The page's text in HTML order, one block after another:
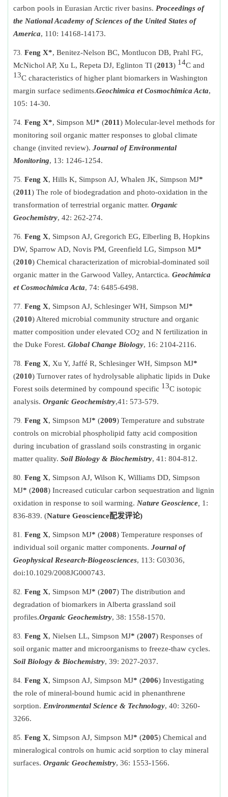
carbon pools in Eurasian Arctic river basins. Proceedings of
the National Academy of Sciences of the United States of
America, 110: 14168-14173.
Feng X*, Benitez-Nelson BC, Montlucon DB, Prahl FG,
McNichol AP, Xu L, Repeta DJ, Eglinton TI (2013) 14C and
13C characteristics of higher plant biomarkers in Washington
margin surface sediments.Geochimica et Cosmochimica Acta,
105: 14-30.
Feng X*, Simpson MJ* (2011) Molecular-level methods for
monitoring soil organic matter responses to global climate
change (invited review). Journal of Environmental
Monitoring, 13: 1246-1254.
Feng X, Hills K, Simpson AJ, Whalen JK, Simpson MJ*
(2011) The role of biodegradation and photo-oxidation in the
transformation of terrestrial organic matter. Organic
Geochemistry, 42: 262-274.
Feng X, Simpson AJ, Gregorich EG, Elberling B, Hopkins
DW, Sparrow AD, Novis PM, Greenfield LG, Simpson MJ*
(2010) Chemical characterization of microbial-dominated soil
organic matter in the Garwood Valley, Antarctica. Geochimica
et Cosmochimica Acta, 74: 6485-6498.
Feng X, Simpson AJ, Schlesinger WH, Simpson MJ*
(2010) Altered microbial community structure and organic
matter composition under elevated CO2 and N fertilization in
the Duke Forest. Global Change Biology, 16: 2104-2116.
Feng X, Xu Y, Jaffé R, Schlesinger WH, Simpson MJ*
(2010) Turnover rates of hydrolysable aliphatic lipids in Duke
Forest soils determined by compound specific 13C isotopic
analysis. Organic Geochemistry,41: 573-579.
Feng X, Simpson MJ* (2009) Temperature and substrate
controls on microbial phospholipid fatty acid composition
during incubation of grassland soils constrasting in organic
matter quality. Soil Biology & Biochemistry, 41: 804-812.
Feng X, Simpson AJ, Wilson K, Williams DD, Simpson
MJ* (2008) Increased cuticular carbon sequestration and lignin
oxidation in response to soil warming. Nature Geoscience 1:
836-839. (Nature Geoscience配发评论)
Feng X, Simpson MJ* (2008) Temperature responses of
individual soil organic matter components. Journal of
Geophysical Research-Biogeosciences, 113: G03036,
doi:10.1029/2008JG000743.
Feng X, Simpson MJ* (2007) The distribution and
degradation of biomarkers in Alberta grassland soil
profiles.Organic Geochemistry, 38: 1558-1570.
Feng X, Nielsen LL, Simpson MJ* (2007) Responses of
soil organic matter and microorganisms to freeze-thaw cycles.
Soil Biology & Biochemistry, 39: 2027-2037.
Feng X, Simpson AJ, Simpson MJ* (2006) Investigating
the role of mineral-bound humic acid in phenanthrene
sorption. Environmental Science & Technology, 40: 3260-
3266.
Feng X, Simpson AJ, Simpson MJ* (2005) Chemical and
mineralogical controls on humic acid sorption to clay mineral
surfaces. Organic Geochemistry, 36: 1553-1566.